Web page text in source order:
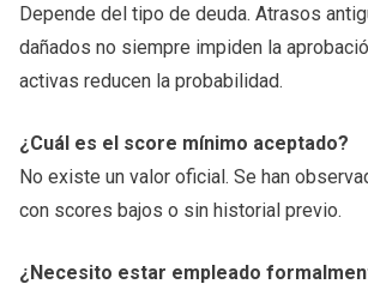
Depende del tipo de deuda. Atrasos
dañados no siempre impiden la
activas reducen la probabilidad.
¿Cuál es el score mínimo aceptado?
No existe un valor oficial. Se han
con scores bajos o sin historial previo.
¿Necesito estar empleado